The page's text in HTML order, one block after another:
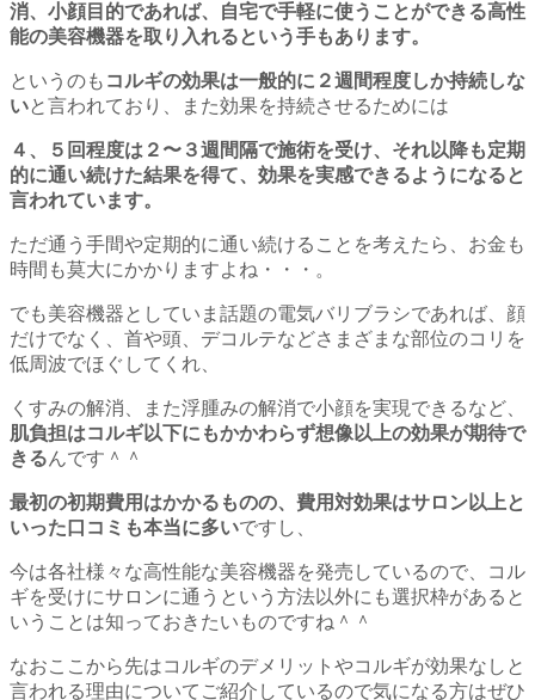
消、小顔目的であれば、自宅で手軽に使うことができる高性
能の美容機器を取り入れるという手もあります。
というのも コルギの効果は一般的に２週間程度しか持続しな
いと言われており、また効果を持続させるためには
４、５回程度は２〜３週間隔で施術を受け、それ以降も定期
的に通い続けた結果を得て、効果を実感できるようになると
言われています。
ただ通う手間や定期的に通い続けることを考えたら、お金も
時間も莫大にかかりますよね・・・。
でも美容機器としていま話題の電気バリブラシであれば、顔
だけでなく、首や頭、デコルテなどさまざまな部位のコリを
低周波でほぐしてくれ、
くすみの解消、また浮腫みの解消で小顔を実現できるなど、
肌負担はコルギ以下にもかかわらず想像以上の効果が期待で
きるんです＾＾
最初の初期費用はかかるものの、費用対効果はサロン以上と
いった口コミも本当に多いですし、
今は各社様々な高性能な美容機器を発売しているので、コル
ギを受けにサロンに通うという方法以外にも選択枠があると
いうことは知っておきたいものですね＾＾
なおここから先はコルギのデメリットやコルギが効果なしと
言われる理由についてご紹介しているので気になる方はぜひ